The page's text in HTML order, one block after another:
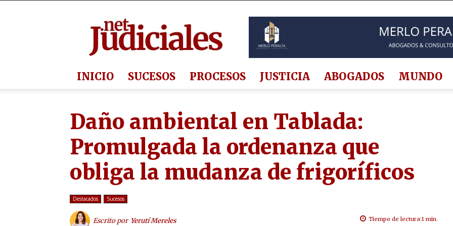
INICIO SUCESOS PROCESOS JUSTICIA ABOGADOS MUNDO
Daño ambiental en Tablada:
Promulgada la ordenanza que
obliga la mudanza de frigoríficos
Destacados Sucesos
Escrito por Yerutí Mereles Tiempo de lectura:1 min.